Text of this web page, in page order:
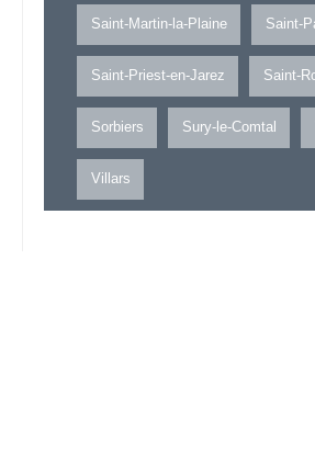
Saint-Martin-la-Plaine Saint-
Saint-Priest-en-Jarez Saint-
Sorbiers Sury-le-Comtal
Villars